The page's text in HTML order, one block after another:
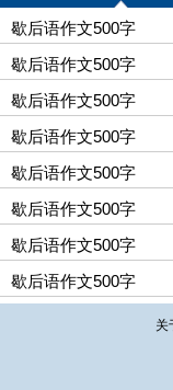
歇后语作文500字
歇后语作文500字
歇后语作文500字
歇后语作文500字
歇后语作文500字
歇后语作文500字
歇后语作文500字
歇后语作文500字
关